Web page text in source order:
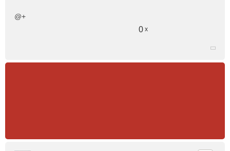
@+
0 x